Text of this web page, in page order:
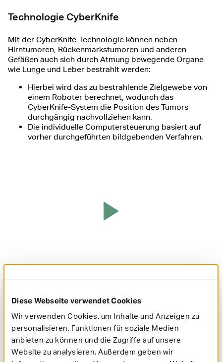
Diese Webseite verwendet Cookies
Wir verwenden Cookies, um Inhalte und Anzeigen zu
personalisieren, Funktionen für soziale Medien
anbieten zu können und die Zugriffe auf unsere
Website zu analysieren. Außerdem geben wir
Technologie CyberKnife
Mit der CyberKnife-Technologie können neben
Hirntumoren, Rückenmarkstumoren und anderen
Gefäßen auch sich durch Atmung bewegende Organe
wie Lunge und Leber bestrahlt werden:
Hierbei wird das zu bestrahlende Zielgewebe von
einem Roboter berechnet, wodurch das
CyberKnife-System die Position des Tumors
durchgängig nachvollziehen kann.
Die individuelle Computersteuerung basiert auf
vorher durchgeführten bildgebenden Verfahren.
CyberKnife: Vorgehensweise an einem Beispiel
Teilnehmende Zentren